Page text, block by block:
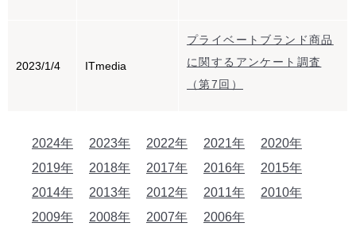
2023/1/4 ITmedia
プライベートブランド商品
に関するアンケート調査
（第7回）
2024年 2023年 2022年 2021年
2020年
2019年
2018年 2017年 2016年
2015年
2014年
2013年 2012年 2011年
2010年
2009年
2008年 2007年 2006年